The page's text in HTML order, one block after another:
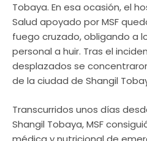
Tobaya. En esa ocasión, el
Salud apoyado por MSF
fuego cruzado, obligando a
personal a huir. Tras el
desplazados se
de la ciudad de Shangil
Transcurridos unos días
Shangil Tobaya, MSF